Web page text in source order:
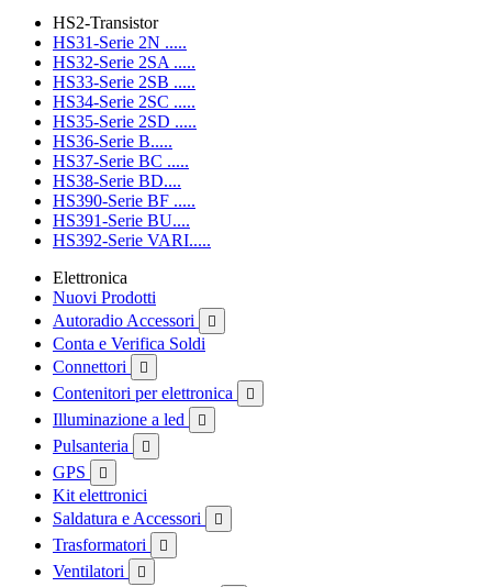
HS2-Transistor
HS31-Serie 2N .....
HS32-Serie 2SA .....
HS33-Serie 2SB .....
HS34-Serie 2SC .....
HS35-Serie 2SD .....
HS36-Serie B.....
HS37-Serie BC .....
HS38-Serie BD....
HS390-Serie BF .....
HS391-Serie BU....
HS392-Serie VARI.....
Elettronica
Nuovi Prodotti
Autoradio Accessori

Conta e Verifica Soldi
Connettori

Contenitori per elettronica 
Illuminazione a led 
Pulsanteria 
GPS 
Kit elettronici
Saldatura e Accessori

Trasformatori 
Ventilatori 